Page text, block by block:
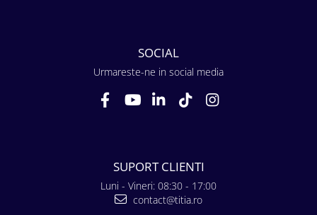
SOCIAL
Urmareste-ne in social media
SUPORT CLIENTI
Luni - Vineri: 08:30 - 17:00
contact@titia.ro